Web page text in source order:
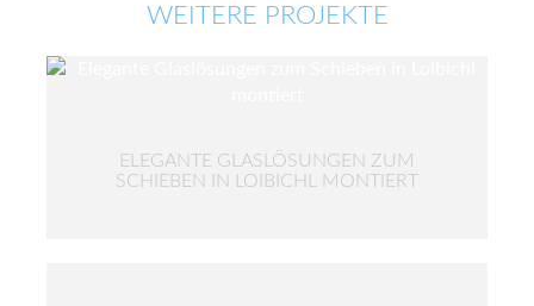
WEITERE PROJEKTE
ELEGANTE GLASLÖSUNGEN ZUM
SCHIEBEN IN LOIBICHL MONTIERT